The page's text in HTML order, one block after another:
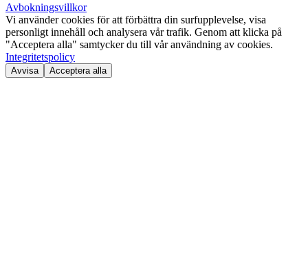
Avbokningsvillkor
Vi använder cookies för att förbättra din surfupplevelse, visa
personligt innehåll och analysera vår trafik. Genom att klicka på
"Acceptera alla" samtycker du till vår användning av cookies.
Integritetspolicy
Avvisa Acceptera alla